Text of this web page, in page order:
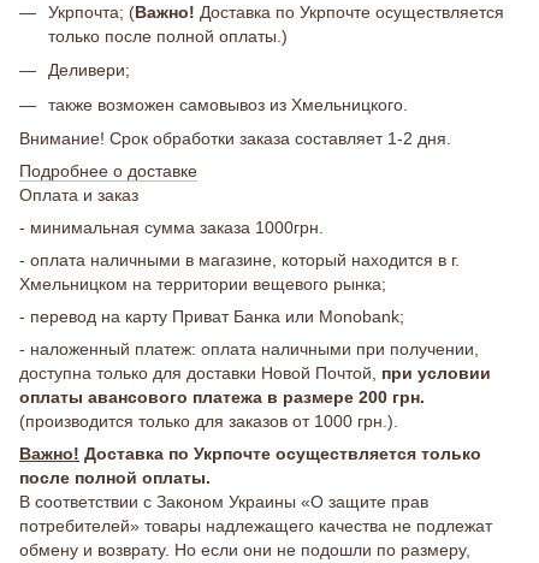
Укрпочта; (Важно! Доставка по Укрпочте осуществляется
только после полной оплаты.)
Деливери;
также возможен самовывоз из Хмельницкого.
Внимание! Срок обработки заказа составляет 1-2 дня.
Подробнее о доставке
Оплата и заказ
- минимальная сумма заказа 1000грн.
- оплата наличными в магазине, который находится в г.
Хмельницком на территории вещевого рынка;
- перевод на карту Приват Банка или Monobank;
- наложенный платеж: оплата наличными при получении,
доступна только для доставки Новой Почтой, при условии
оплаты авансового платежа в размере 200 грн.
(производится только для заказов от 1000 грн.).
Важно! Доставка по Укрпочте осуществляется только
после полной оплаты.
В соответствии с Законом Украины «О защите прав
потребителей» товары надлежащего качества не подлежат
обмену и возврату. Но если они не подошли по размеру,